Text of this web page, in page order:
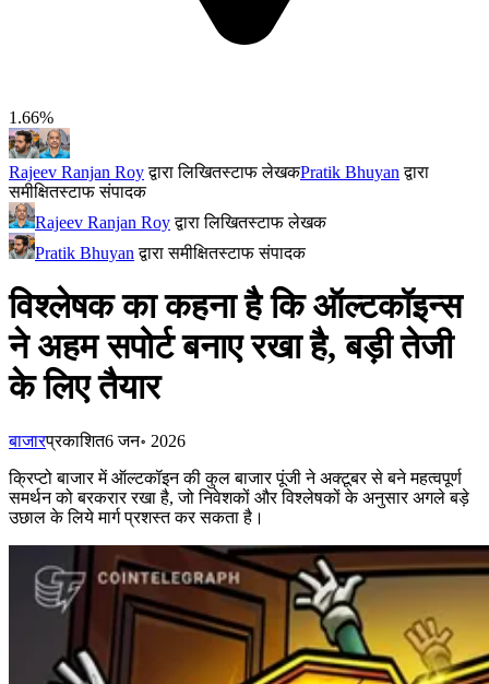
1.66%
Rajeev Ranjan Royद्वारा लिखितस्टाफ लेखकPratik Bhuyan द्वारा
समीक्षितस्टाफ संपादक
Rajeev Ranjan Royद्वारा लिखितस्टाफ लेखक
Pratik Bhuyan द्वारा समीक्षितस्टाफ संपादक
विश्लेषक का कहना है कि ऑल्टकॉइन्स
ने अहम सपोर्ट बनाए रखा है, बड़ी तेजी
के लिए तैयार
बाजारप्रकाशित6 जन॰ 2026
क्रिप्टो बाजार में ऑल्टकॉइन की कुल बाजार पूंजी ने अक्टूबर से बने महत्वपूर्ण
समर्थन को बरकरार रखा है, जो निवेशकों और विश्लेषकों के अनुसार अगले बड़े
उछाल के लिये मार्ग प्रशस्त कर सकता है।